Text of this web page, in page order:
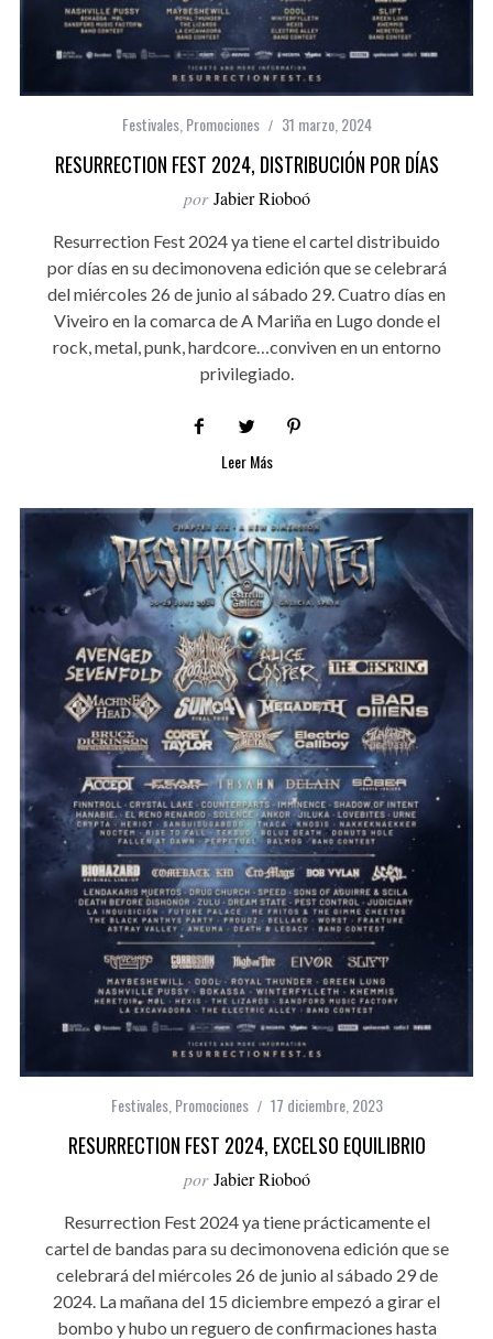
Festivales, Promociones 31 marzo, 2024
RESURRECTION FEST 2024, DISTRIBUCIÓN POR DÍAS
por Jabier Rioboó
Resurrection Fest 2024 ya tiene el cartel distribuido
por días en su decimonovena edición que se celebrará
del miércoles 26 de junio al sábado 29. Cuatro días en
Viveiro en la comarca de A Mariña en Lugo donde el
rock, metal, punk, hardcore…conviven en un entorno
privilegiado.
Leer Más
Festivales, Promociones 17 diciembre, 2023
RESURRECTION FEST 2024, EXCELSO EQUILIBRIO
por Jabier Rioboó
Resurrection Fest 2024 ya tiene prácticamente el
cartel de bandas para su decimonovena edición que se
celebrará del miércoles 26 de junio al sábado 29 de
2024. La mañana del 15 diciembre empezó a girar el
bombo y hubo un reguero de confirmaciones hasta